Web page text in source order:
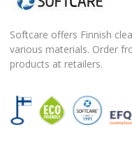
Softcare offers Finnish
various materials. Order
products at retailers.